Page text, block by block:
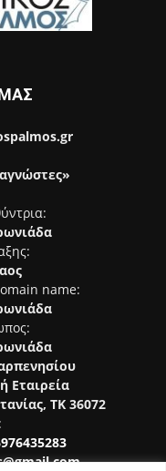
name:
Εταιρεία
ΤΚ 36072